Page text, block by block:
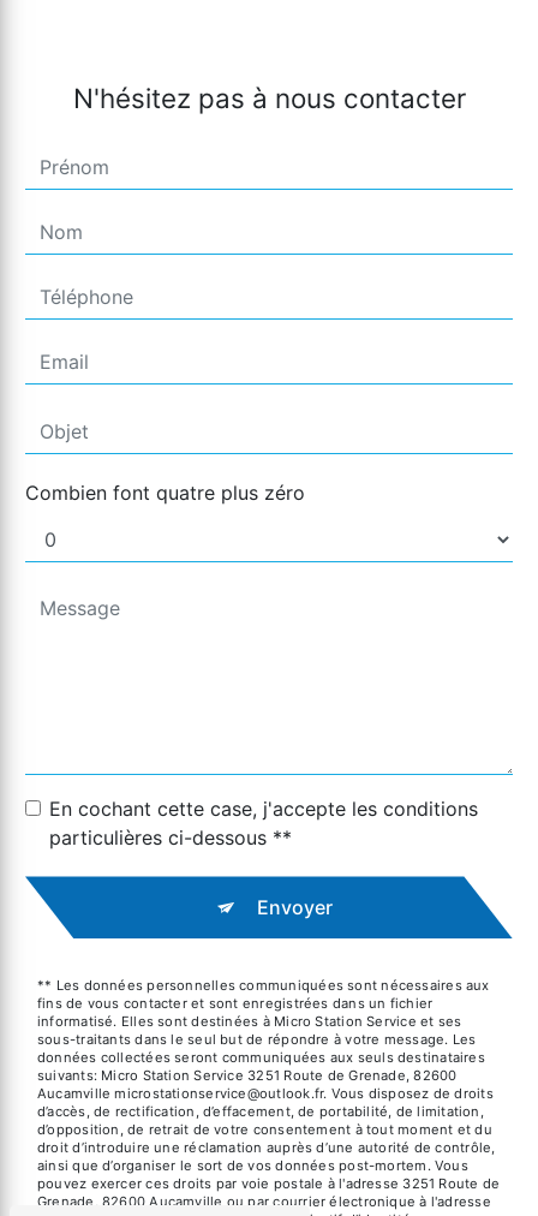
N'hésitez pas à nous contacter
Combien font quatre plus zéro
En cochant cette case, j'accepte les conditions
particulières ci-dessous **
Envoyer
** Les données personnelles communiquées sont nécessaires aux
fins de vous contacter et sont enregistrées dans un fichier
informatisé. Elles sont destinées à Micro Station Service et ses
sous-traitants dans le seul but de répondre à votre message. Les
données collectées seront communiquées aux seuls destinataires
suivants: Micro Station Service 3251 Route de Grenade, 82600
Aucamville microstationservice@outlook.fr. Vous disposez de droits
d’accès, de rectification, d’effacement, de portabilité, de limitation,
d’opposition, de retrait de votre consentement à tout moment et du
droit d’introduire une réclamation auprès d’une autorité de contrôle,
ainsi que d’organiser le sort de vos données post-mortem. Vous
pouvez exercer ces droits par voie postale à l'adresse 3251 Route de
Grenade, 82600 Aucamville ou par courrier électronique à l'adresse